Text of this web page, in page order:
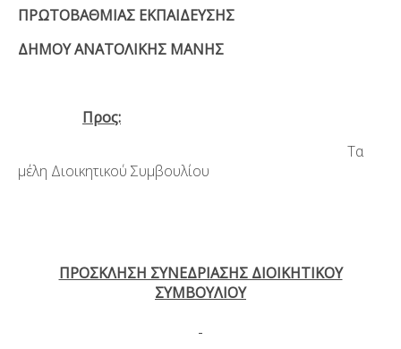
ΠΡΩΤΟΒΑΘΜΙΑΣ ΕΚΠΑΙΔΕΥΣΗΣ
ΔΗΜΟΥ ΑΝΑΤΟΛΙΚΗΣ ΜΑΝΗΣ
Προς:
Τα
μέλη Διοικητικού Συμβουλίου
ΠΡΟΣΚΛΗΣΗ ΣΥΝΕΔΡΙΑΣΗΣ ΔΙΟΙΚΗΤΙΚΟΥ
ΣΥΜΒΟΥΛΙΟΥ